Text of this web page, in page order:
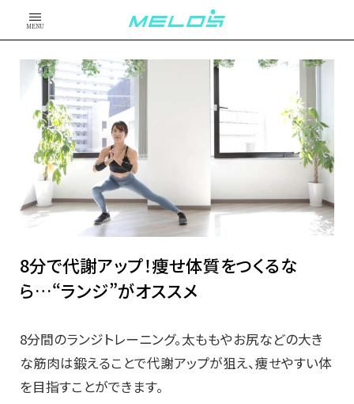
MENU
8分で代謝アップ！痩せ体質をつくるな
ら…“ランジ”がオススメ
8分間のランジトレーニング。太ももやお尻などの大き
な筋肉は鍛えることで代謝アップが狙え、痩せやすい体
を目指すことができます。